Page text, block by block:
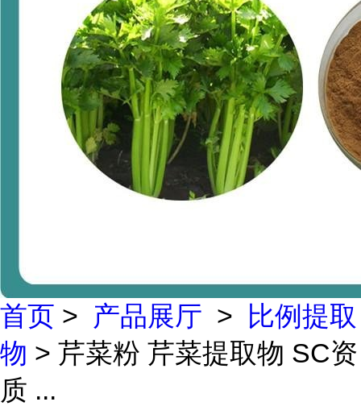
首页 > 产品展厅 >
比例提取
物 > 芹菜粉 芹菜提取物 SC资
质 ...